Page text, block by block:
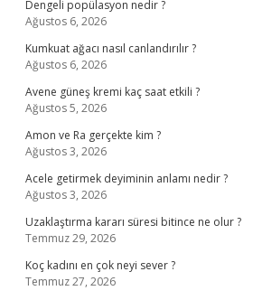
Dengeli popülasyon nedir ?
Ağustos 6, 2026
Kumkuat ağacı nasıl canlandırılır ?
Ağustos 6, 2026
Avene güneş kremi kaç saat etkili ?
Ağustos 5, 2026
Amon ve Ra gerçekte kim ?
Ağustos 3, 2026
Acele getirmek deyiminin anlamı nedir ?
Ağustos 3, 2026
Uzaklaştırma kararı süresi bitince ne olur ?
Temmuz 29, 2026
Koç kadını en çok neyi sever ?
Temmuz 27, 2026